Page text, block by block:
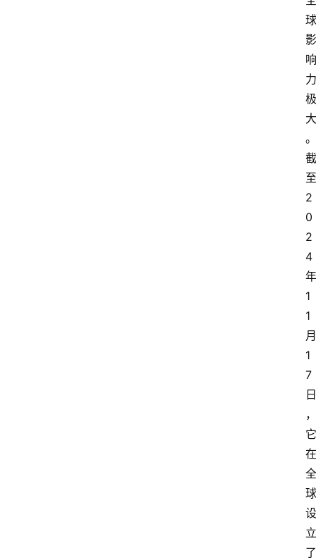
球
影
响
力
极
大
。
截
至
2
0
2
4
年
1
1
月
1
7
日
，
它
在
全
球
设
立
了